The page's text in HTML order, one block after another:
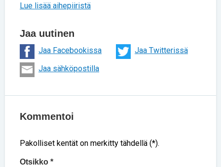
Lue lisää aihepiiristä
Jaa uutinen
Jaa Facebookissa
Jaa Twitterissä
Jaa sähköpostilla
Kommentoi
Pakolliset kentät on merkitty tähdellä (*).
Otsikko *